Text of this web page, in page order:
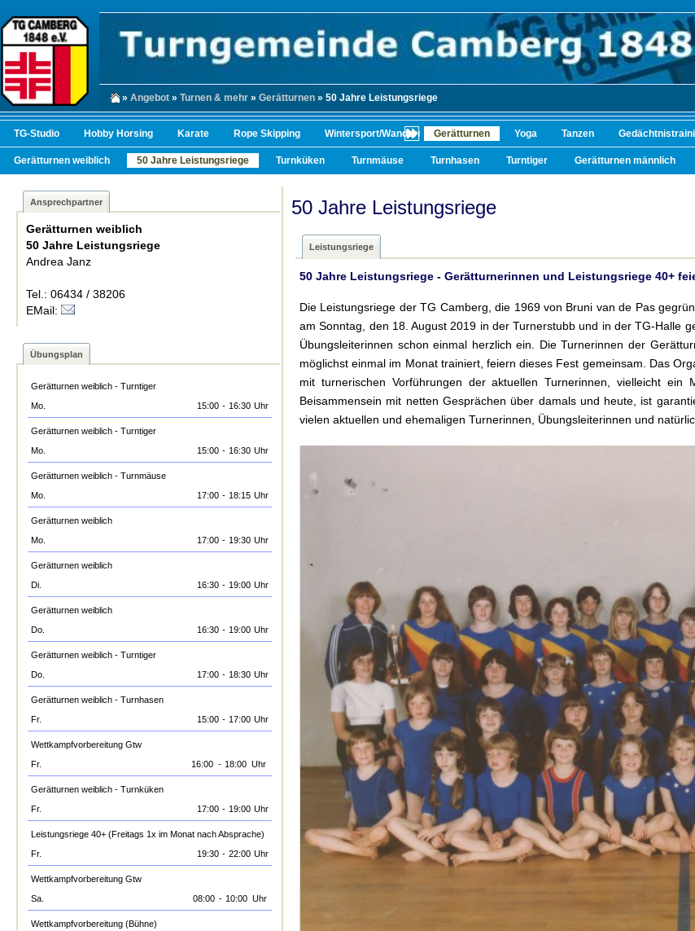
» Angebot » Turnen & mehr » Gerätturnen » 50 Jahre Leistungsriege
TG-Studio Hobby Horsing Karate Rope Skipping Wintersport/Wandern/Radfahren
Gerätturnen Yoga Tanzen
Gerätturnen weiblich 50 Jahre Leistungsriege Turnküken Turnmäuse Turnhasen Turntiger Gerätturnen männlich
Ansprechpartner
Gerätturnen weiblich
50 Jahre Leistungsriege
Andrea Janz
Tel.: 06434 / 38206
EMail:
Übungsplan
Gerätturnen weiblich - Turntiger
Mo.
15:00 - 16:30 Uhr
Gerätturnen weiblich - Turntiger
Mo.
15:00 - 16:30 Uhr
Gerätturnen weiblich - Turnmäuse
Mo.
17:00 - 18:15 Uhr
Gerätturnen weiblich
Mo.
17:00 - 19:30 Uhr
Gerätturnen weiblich
Di.
16:30 - 19:00 Uhr
Gerätturnen weiblich
Do.
16:30 - 19:00 Uhr
Gerätturnen weiblich - Turntiger
Do.
17:00 - 18:30 Uhr
Gerätturnen weiblich - Turnhasen
Fr.
15:00 - 17:00 Uhr
Wettkampfvorbereitung Gtw
Fr.
16:00 - 18:00 Uhr
Gerätturnen weiblich - Turnküken
Fr.
17:00 - 19:00 Uhr
Leistungsriege 40+ (Freitags 1x im Monat nach Absprache)
Fr.
19:30 - 22:00 Uhr
Wettkampfvorbereitung Gtw
Sa.
08:00 - 10:00 Uhr
Wettkampfvorbereitung (Bühne)
50 Jahre Leistungsriege
Leistungsriege
50 Jahre Leistungsriege - Gerätturnerinnen und Leistungsriege 40+
Die Leistungsriege der TG Camberg, die 1969 von Bruni van de Pas
am Sonntag, den 18. August 2019 in der Turnerstubb und in der TG-Halle
Übungsleiterinnen schon einmal herzlich ein. Die Turnerinnen der
möglichst einmal im Monat trainiert, feiern dieses Fest gemeinsam. Das
mit turnerischen Vorführungen der aktuellen Turnerinnen, vielleicht
Beisammensein mit netten Gesprächen über damals und heute, ist
vielen aktuellen und ehemaligen Turnerinnen, Übungsleiterinnen und